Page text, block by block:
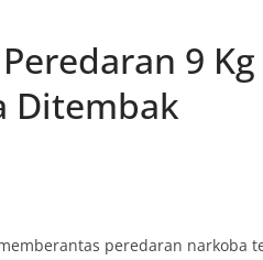
9 Kg
Ditembak
peredaran narkoba